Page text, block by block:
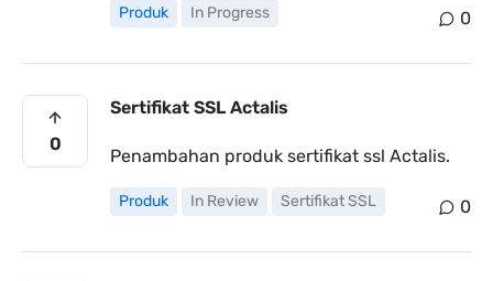
Produk In Progress 0
0
Sertifikat SSL Actalis
Penambahan produk sertifikat ssl Actalis.
Produk In Review Sertifikat SSL 0